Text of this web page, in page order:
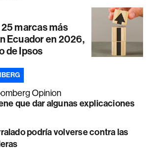
marcas más
Ecuador en 2026,
de Ipsos
Opinion
que dar algunas explicaciones
podría volverse contra las